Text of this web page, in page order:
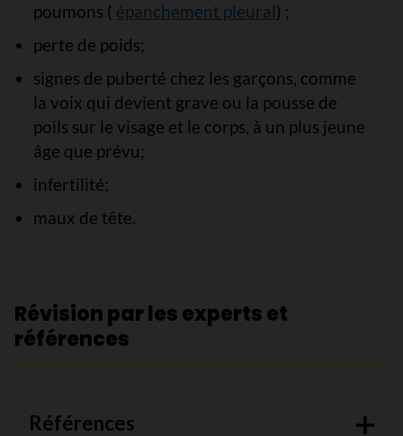
poumons ( épanchement pleural) ;
perte de poids;
signes de puberté chez les garçons, comme
la voix qui devient grave ou la pousse de
poils sur le visage et le corps, à un plus jeune
âge que prévu;
infertilité;
maux de tête.
Révision par les experts et
références
Références